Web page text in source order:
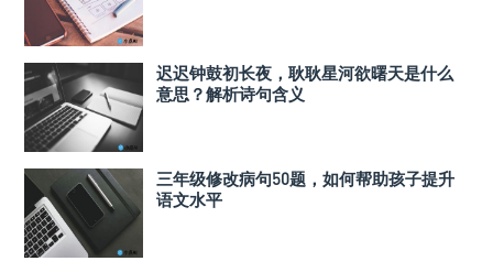
迟迟钟鼓初长夜，耿耿星河欲曙天是什么
意思？解析诗句含义
三年级修改病句50题，如何帮助孩子提升
语文水平